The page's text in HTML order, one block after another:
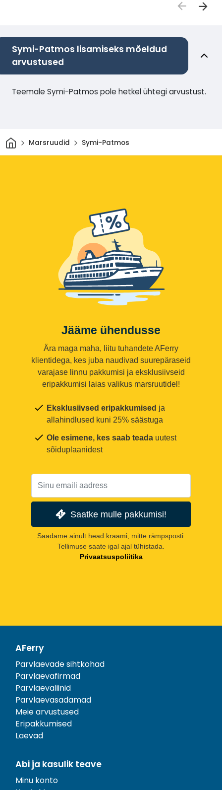
Symi-Patmos lisamiseks mõeldud
arvustused
Teemale Symi-Patmos pole hetkel ühtegi arvustust.
Avaleht
Marsruudid Symi-Patmos
Jääme ühendusse
Ära maga maha, liitu tuhandete AFerry
klientidega, kes juba naudivad suurepäraseid
varajase linnu pakkumisi ja eksklusiivseid
eripakkumisi laias valikus marsruutidel!
Eksklusiivsed eripakkumised ja
allahindlused kuni 25% säästuga
Ole esimene, kes saab teada uutest
sõiduplaanidest
Saatke mulle pakkumisi!
Saadame ainult head kraami, mitte rämpsposti.
Tellimuse saate igal ajal tühistada.
Privaatsuspoliitika
AFerry
Parvlaevade sihtkohad
Parvlaevafirmad
Parvlaevaliinid
Parvlaevasadamad
Meie arvustused
Eripakkumised
Laevad
Abi ja kasulik teave
Minu konto